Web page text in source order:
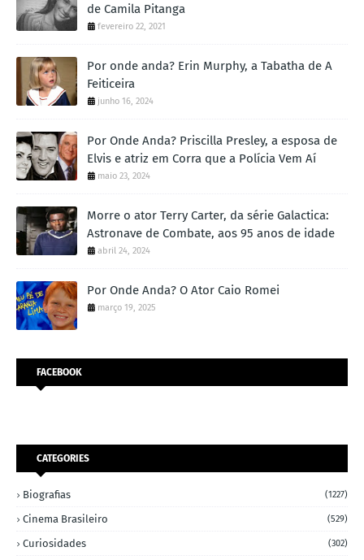
de Camila Pitanga
fevereiro 22, 2021
Por onde anda? Erin Murphy, a Tabatha de A
Feiticeira
junho 16, 2024
Por Onde Anda? Priscilla Presley, a esposa de
Elvis e atriz em Corra que a Polícia Vem Aí
maio 23, 2024
Morre o ator Terry Carter, da série Galactica:
Astronave de Combate, aos 95 anos de idade
abril 24, 2024
Por Onde Anda? O Ator Caio Romei
março 19, 2025
FACEBOOK
CATEGORIES
Biografias (1227)
Cinema Brasileiro (529)
Curiosidades (302)